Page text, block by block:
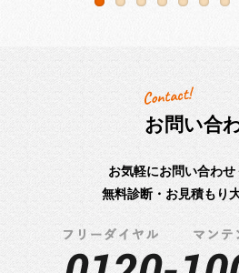
お問い合
お気軽にお問い合わせ
無料診断・お見積もり